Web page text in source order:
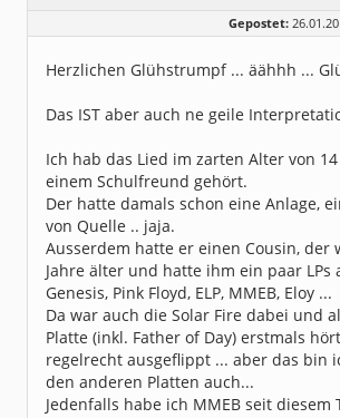
Beiträge:
5932
Gepostet:
Herzlichen Glühstrumpf ... äähhh ...
Das IST aber auch ne geile
Ich hab das Lied im zarten Alter von
einem Schulfreund gehört.
Der hatte damals schon eine Anlage,
von Quelle .. jaja.
Ausserdem hatte er einen Cousin, der
Jahre älter und hatte ihm ein paar LPs
Genesis, Pink Floyd, ELP, MMEB, Eloy ...
Da war auch die Solar Fire dabei und
Platte (inkl. Father of Day) erstmals
regelrecht ausgeflippt ... aber das bin
den anderen Platten auch...
Jedenfalls habe ich MMEB seit diesem